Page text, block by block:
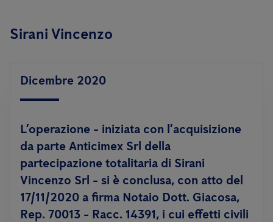
Sirani Vincenzo
Dicembre 2020
L’operazione - iniziata con l’acquisizione
da parte Anticimex Srl della
partecipazione totalitaria di Sirani
Vincenzo Srl - si è conclusa, con atto del
17/11/2020 a firma Notaio Dott. Giacosa,
Rep. 70013 - Racc. 14391, i cui effetti civili